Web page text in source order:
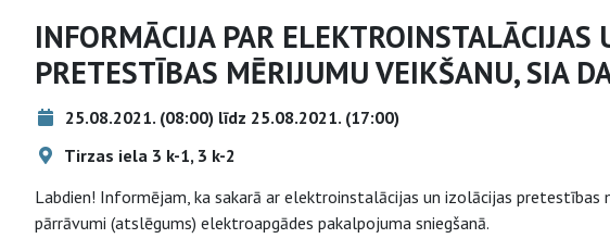
INFORMĀCIJA PAR ELEKTROINSTALĀCIJAS
PRETESTĪBAS MĒRIJUMU VEIKŠANU, SIA
25.08.2021. (08:00) līdz 25.08.2021. (17:00)
Tirzas iela 3 k-1, 3 k-2
Labdien! Informējam, ka sakarā ar elektroinstalācijas un izolācijas pretestības
pārrāvumi (atslēgums) elektroapgādes pakalpojuma sniegšanā.